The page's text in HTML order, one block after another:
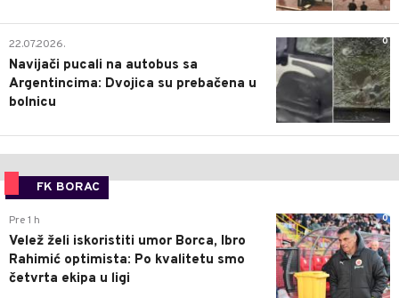
0
22.07.2026.
Navijači pucali na autobus sa
Argentincima: Dvojica su prebačena u
bolnicu
FK BORAC
0
Pre 1 h
Velež želi iskoristiti umor Borca, Ibro
Rahimić optimista: Po kvalitetu smo
četvrta ekipa u ligi